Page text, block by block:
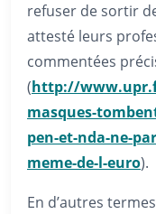
refuser de sortir
attesté leurs
commentées
(http://
masques-
pen-et-nda-ne-
meme-de-l-euro).
En d’autres